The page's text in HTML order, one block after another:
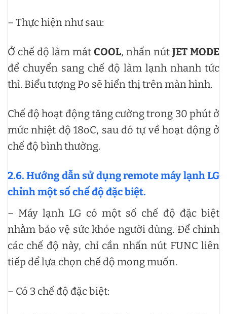
– Thực hiện như sau:
Ở chế độ làm mát COOL, nhấn nút JET MODE
để chuyển sang chế độ làm lạnh nhanh tức
thì. Biểu tượng Po sẽ hiển thị trên màn hình.
Chế độ hoạt động tăng cường trong 30 phút ở
mức nhiệt độ 18oC, sau đó tự về hoạt động ở
chế độ bình thường.
2.6. Hướng dẫn sử dụng remote máy lạnh LG
chỉnh một số chế độ đặc biệt.
– Máy lạnh LG có một số chế độ đặc biệt
nhằm bảo vệ sức khỏe người dùng. Để chỉnh
các chế độ này, chỉ cần nhấn nút FUNC liên
tiếp để lựa chọn chế độ mong muốn.
– Có 3 chế độ đặc biệt: